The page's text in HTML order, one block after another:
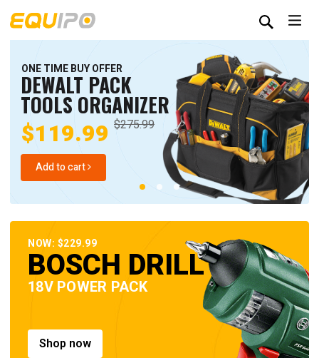
$275.99
ONE TIME BUY OFFER
$119.99
DEWALT PACK
TOOLS ORGANIZER
Add to cart
NOW: $229.99
BOSCH DRILL
18V POWER PACK
Shop now